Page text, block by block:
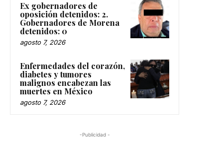
Ex gobernadores de
oposición detenidos: 2.
Gobernadores de Morena
detenidos: 0
agosto 7, 2026
Enfermedades del corazón,
diabetes y tumores
malignos encabezan las
muertes en México
agosto 7, 2026
-Publicidad -